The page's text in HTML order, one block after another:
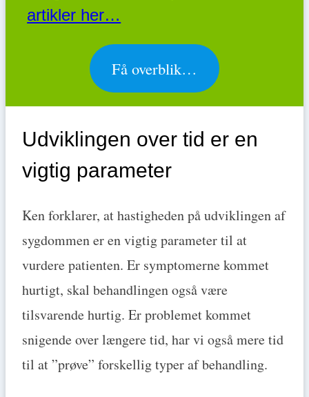
artikler her…
Få overblik…
Udviklingen over tid er en
vigtig parameter
Ken forklarer, at hastigheden på udviklingen af
sygdommen er en vigtig parameter til at
vurdere patienten. Er symptomerne kommet
hurtigt, skal behandlingen også være
tilsvarende hurtig. Er problemet kommet
snigende over længere tid, har vi også mere tid
til at ”prøve” forskellig typer af behandling.